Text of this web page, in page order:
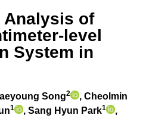
Analysis of
level
System in
Song2
, Cheolmin
1 , Sang Hyun Park1
,